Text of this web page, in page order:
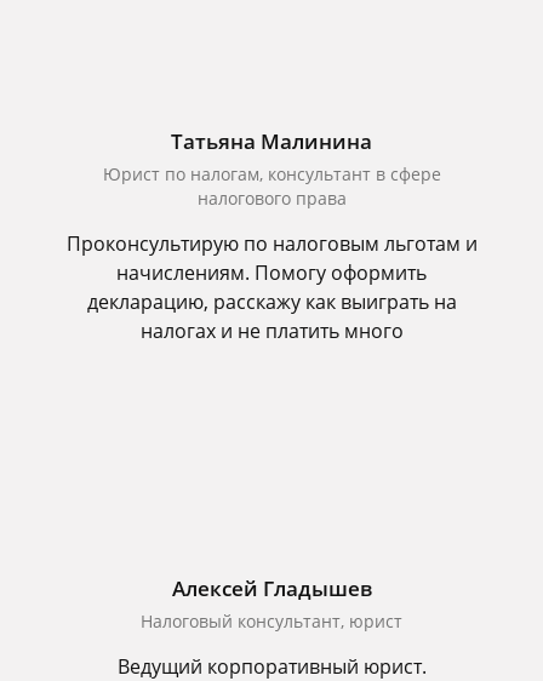
Татьяна Малинина
Юрист по налогам, консультант в сфере
налогового права
Проконсультирую по налоговым льготам и
начислениям. Помогу оформить
декларацию, расскажу как выиграть на
налогах и не платить много
Алексей Гладышев
Налоговый консультант, юрист
Ведущий корпоративный юрист.